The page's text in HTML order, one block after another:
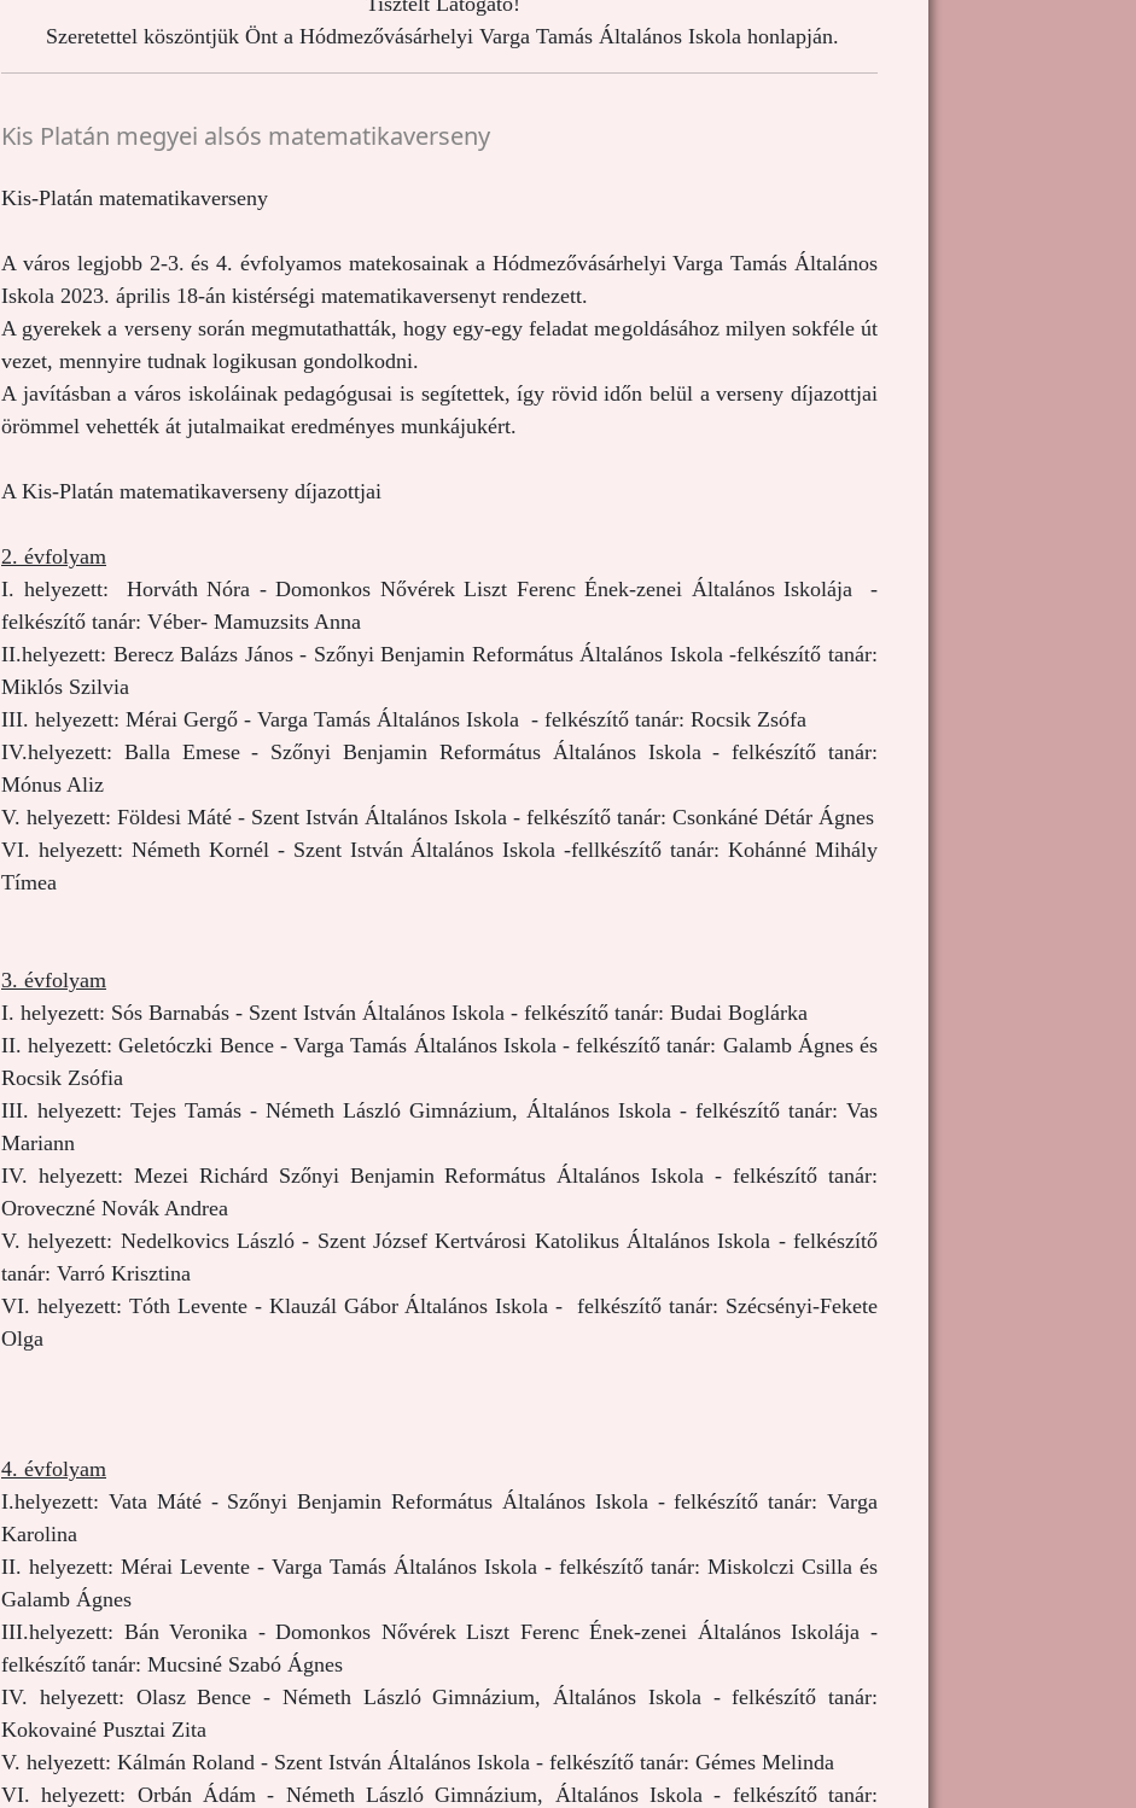
Szeretettel köszöntjük Önt a Hódmezővásárhelyi Varga Tamás Általános Iskola honlapján.
Kis Platán megyei alsós matematikaverseny
Kis-Platán matematikaverseny
A város legjobb 2-3. és 4. évfolyamos matekosainak a Hódmezővásárhelyi Varga Tamás Általános
Iskola 2023. április 18-án kistérségi matematikaversenyt rendezett.
A gyerekek a verseny során megmutathatták, hogy egy-egy feladat megoldásához milyen sokféle út
vezet, mennyire tudnak logikusan gondolkodni.
A javításban a város iskoláinak pedagógusai is segítettek, így rövid időn belül a verseny díjazottjai
örömmel vehették át jutalmaikat eredményes munkájukért.
A Kis-Platán matematikaverseny díjazottjai
2. évfolyam
I. helyezett: Horváth Nóra - Domonkos Nővérek Liszt Ferenc Ének-zenei Általános Iskolája -
felkészítő tanár: Véber- Mamuzsits Anna
II.helyezett: Berecz Balázs János - Szőnyi Benjamin Református Általános Iskola -felkészítő tanár:
Miklós Szilvia
III. helyezett: Mérai Gergő - Varga Tamás Általános Iskola - felkészítő tanár: Rocsik Zsófa
IV.helyezett: Balla Emese - Szőnyi Benjamin Református Általános Iskola - felkészítő tanár:
Mónus Aliz
V. helyezett: Földesi Máté - Szent István Általános Iskola - felkészítő tanár: Csonkáné Détár Ágnes
VI. helyezett: Németh Kornél - Szent István Általános Iskola -fellkészítő tanár: Kohánné Mihály
Tímea
3. évfolyam
I. helyezett: Sós Barnabás - Szent István Általános Iskola - felkészítő tanár: Budai Boglárka
II. helyezett: Geletóczki Bence - Varga Tamás Általános Iskola - felkészítő tanár: Galamb Ágnes és
Rocsik Zsófia
III. helyezett: Tejes Tamás - Németh László Gimnázium, Általános Iskola - felkészítő tanár: Vas
Mariann
IV. helyezett: Mezei Richárd Szőnyi Benjamin Református Általános Iskola - felkészítő tanár:
Oroveczné Novák Andrea
V. helyezett: Nedelkovics László - Szent József Kertvárosi Katolikus Általános Iskola - felkészítő
tanár: Varró Krisztina
VI. helyezett: Tóth Levente - Klauzál Gábor Általános Iskola - felkészítő tanár: Szécsényi-Fekete
Olga
4. évfolyam
I.helyezett: Vata Máté - Szőnyi Benjamin Református Általános Iskola - felkészítő tanár: Varga
Karolina
II. helyezett: Mérai Levente - Varga Tamás Általános Iskola - felkészítő tanár: Miskolczi Csilla és
Galamb Ágnes
III.helyezett: Bán Veronika - Domonkos Nővérek Liszt Ferenc Ének-zenei Általános Iskolája -
felkészítő tanár: Mucsiné Szabó Ágnes
IV. helyezett: Olasz Bence - Németh László Gimnázium, Általános Iskola - felkészítő tanár:
Kokovainé Pusztai Zita
V. helyezett: Kálmán Roland - Szent István Általános Iskola - felkészítő tanár: Gémes Melinda
VI. helyezett: Orbán Ádám - Németh László Gimnázium, Általános Iskola - felkészítő tanár: